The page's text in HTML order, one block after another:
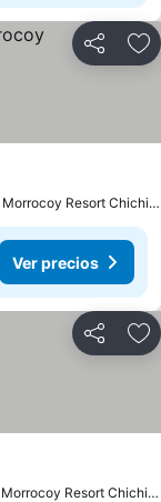
Compartir
a 3.0 km de: Islas del Sol Morrocoy Resort Chichiriviche
Ver precios
Compartir
a 9.6 km de: Islas del Sol Morrocoy Resort Chichiriviche